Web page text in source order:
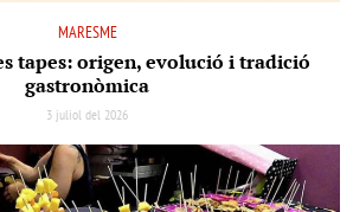
MARESME
tapes: origen, evolució i tradició
gastronòmica
3 juliol del 2026